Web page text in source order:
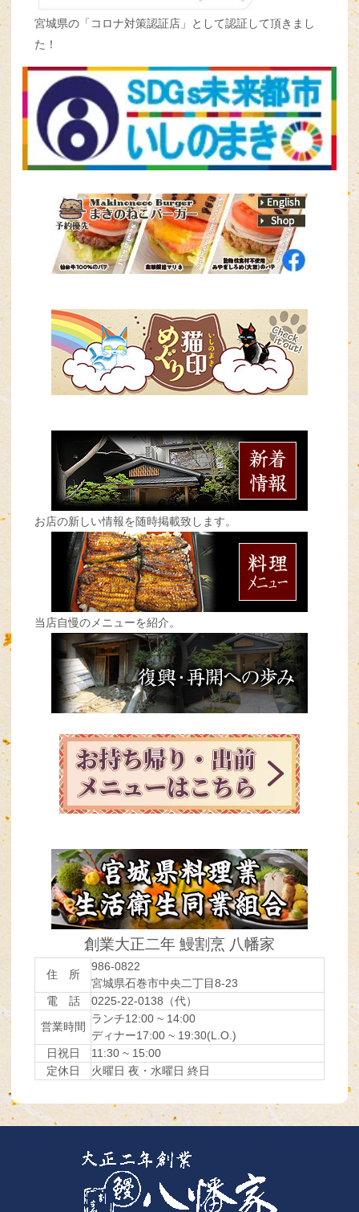
宮城県の「コロナ対策認証店」として認証して頂きまし
た！
お店の新しい情報を随時掲載致します。
当店自慢のメニューを紹介。
創業大正二年 鰻割烹 八幡家
住 所
986-0822
宮城県石巻市中央二丁目8-23
電 話
0225-22-0138（代）
営業時間
ランチ12:00 ~ 14:00
ディナー17:00 ~ 19:30(L.O.)
日祝日
11:30 ~ 15:00
定休日
火曜日 夜・水曜日 終日